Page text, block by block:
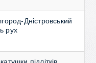
Дністровський
рух
підлітків